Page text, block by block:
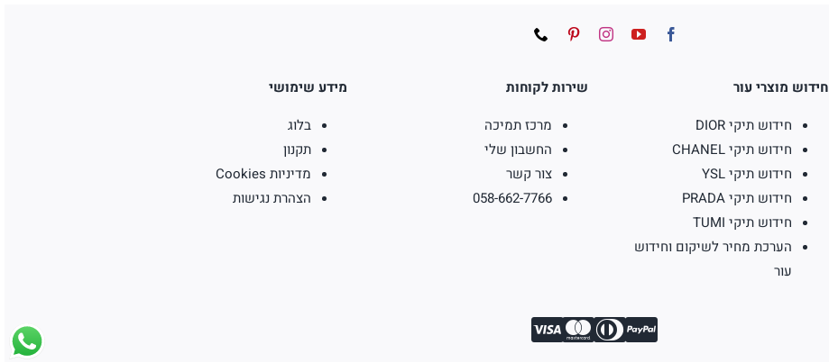
חידוש מוצרי עור
חידוש תיקי DIOR
חידוש תיקי CHANEL
חידוש תיקי YSL
חידוש תיקי PRADA
חידוש תיקי TUMI
הערכת מחיר לשיקום וחידוש
עור
שירות לקוחות
מרכז תמיכה
החשבון שלי
צור קשר
058-662-7766
מידע שימושי
בלוג
תקנון
מדיניות Cookies
הצהרת נגישות